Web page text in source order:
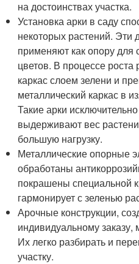
на достоинствах участка.
Установка арки в саду
некоторых растений. Эти
применяют как опору для
цветов. В процессе роста
каркас слоем зелени и
металлический каркас в
Такие арки
выдерживают вес
большую нагрузку.
Металлические опорные
обработаны
покрашены специальной
гармонирует с зеленью
Арочные конструкции,
индивидуальному
Их легко разбирать и
участку.